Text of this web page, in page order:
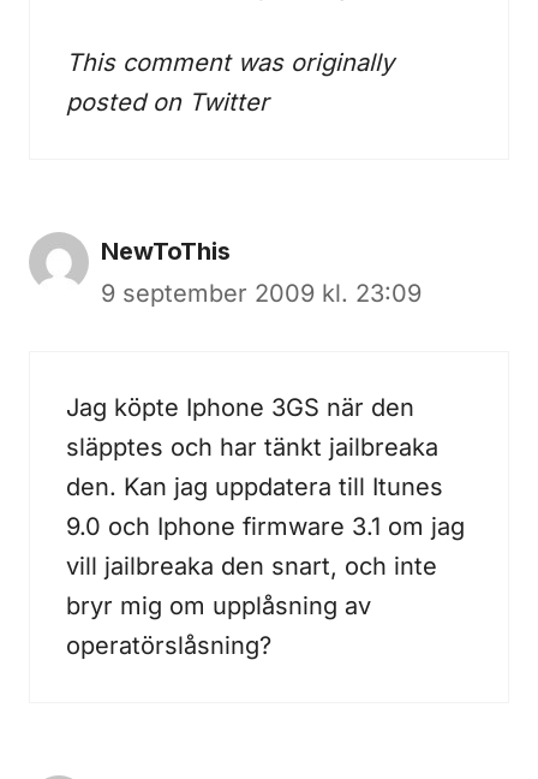
This comment was originally
posted on Twitter
NewToThis
9 september 2009 kl. 23:09
Jag köpte Iphone 3GS när den
släpptes och har tänkt jailbreaka
den. Kan jag uppdatera till Itunes
9.0 och Iphone firmware 3.1 om jag
vill jailbreaka den snart, och inte
bryr mig om upplåsning av
operatörslåsning?